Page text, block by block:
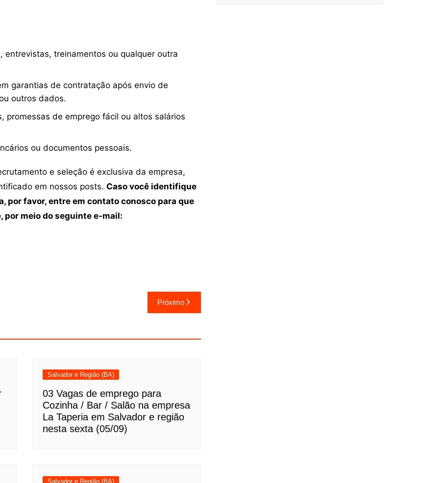
entrevistas, treinamentos ou qualquer outra
garantias de contratação após envio de
outros dados.
promessas de emprego fácil ou altos salários
ou documentos pessoais.
e seleção é exclusiva da empresa,
em nossos posts. Caso você identifique
por favor, entre em contato conosco para que
por meio do seguinte e-mail:
Próximo
Salvador e Região (BA)
03 Vagas de emprego para
Cozinha / Bar / Salão na empresa
La Taperia em Salvador e região
nesta sexta (05/09)
Salvador e Região (BA)